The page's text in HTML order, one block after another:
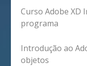
Curso Adobe XD
programa
Introdução ao
objetos